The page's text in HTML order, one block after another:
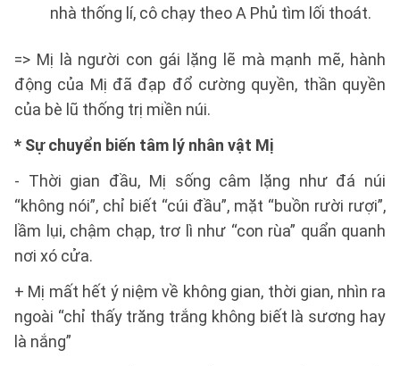
nhà thống lí, cô chạy theo A Phủ tìm lối thoát.
=> Mị là người con gái lặng lẽ mà mạnh mẽ, hành
động của Mị đã đạp đổ cường quyền, thần quyền
của bè lũ thống trị miền núi.
* Sự chuyển biến tâm lý nhân vật Mị
- Thời gian đầu, Mị sống câm lặng như đá núi
“không nói”, chỉ biết “cúi đầu”, mặt “buồn rười rượi”,
lầm lụi, chậm chạp, trơ lì như “con rùa” quẩn quanh
nơi xó cửa.
+ Mị mất hết ý niệm về không gian, thời gian, nhìn ra
ngoài “chỉ thấy trăng trắng không biết là sương hay
là nắng”